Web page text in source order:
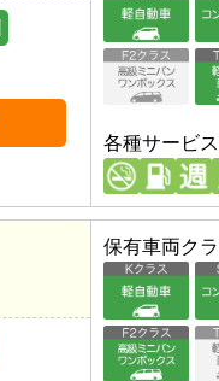
各種サービス
保有車両ク